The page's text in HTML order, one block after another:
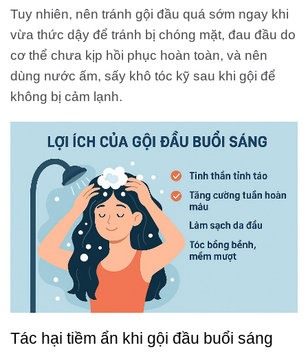
Tuy nhiên, nên tránh gội đầu quá sớm ngay khi
vừa thức dậy để tránh bị chóng mặt, đau đầu do
cơ thể chưa kịp hồi phục hoàn toàn, và nên
dùng nước ấm, sấy khô tóc kỹ sau khi gội để
không bị cảm lạnh.
Tác hại tiềm ẩn khi gội đầu buổi sáng